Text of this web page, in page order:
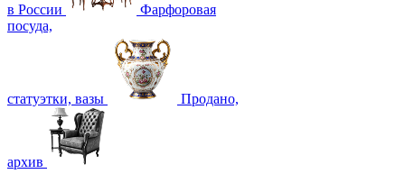
в России
Фарфоровая
посуда,
статуэтки, вазы Продано,
архив